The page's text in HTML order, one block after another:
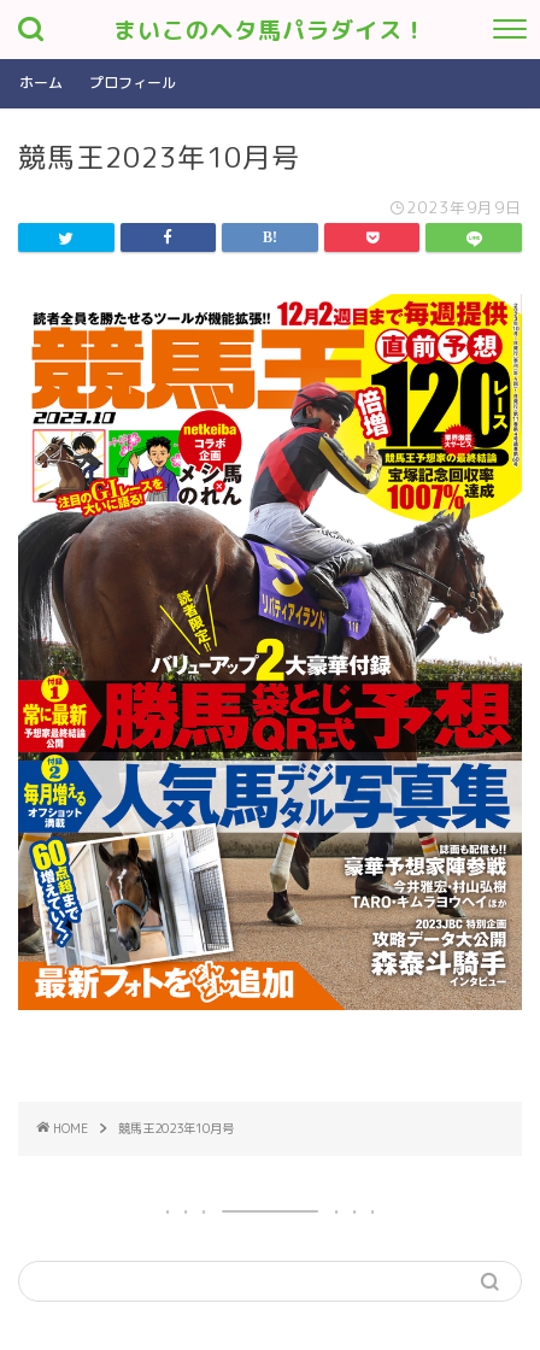
まいこのヘタ馬パラダイス！
ホーム プロフィール
競馬王2023年10月号
2023年9月9日
HOME 競馬王2023年10月号